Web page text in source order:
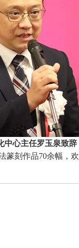
中心主任罗玉泉致辞
篆刻作品70余幅，